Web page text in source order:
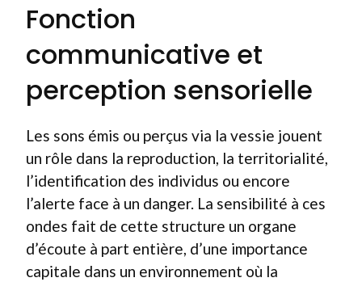
Fonction
communicative et
perception sensorielle
Les sons émis ou perçus via la vessie jouent
un rôle dans la reproduction, la territorialité,
l’identification des individus ou encore
l’alerte face à un danger. La sensibilité à ces
ondes fait de cette structure un organe
d’écoute à part entière, d’une importance
capitale dans un environnement où la